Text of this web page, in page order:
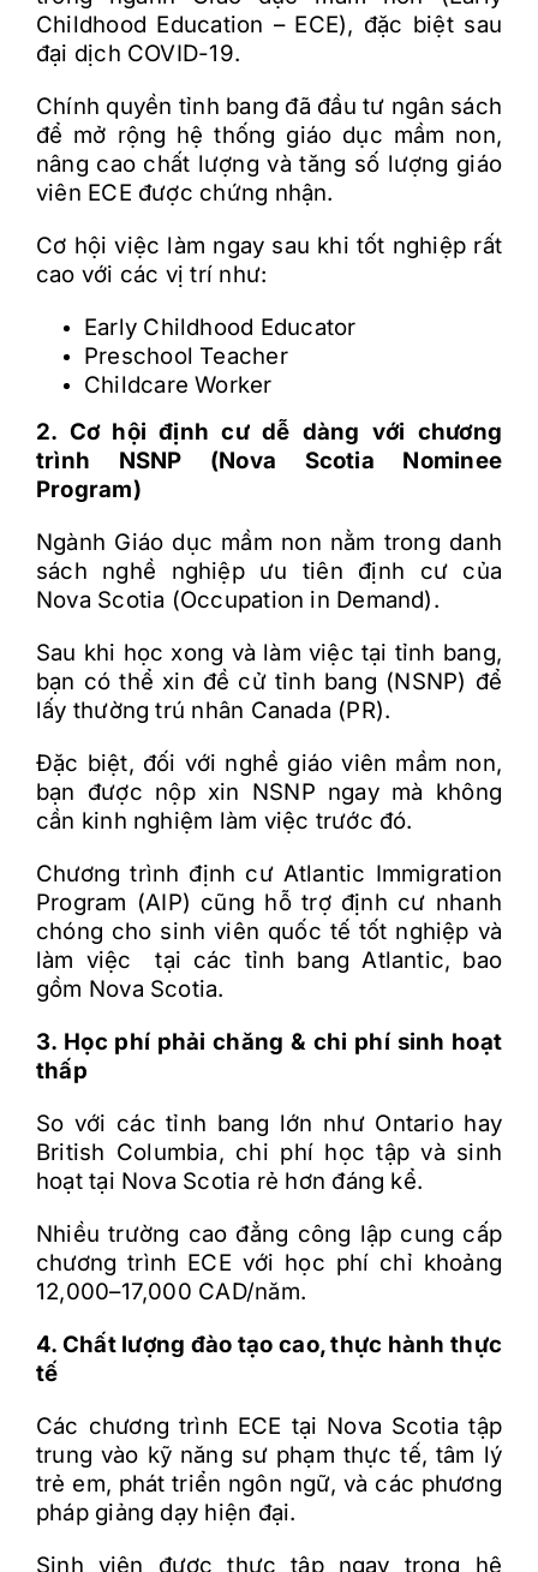
Childhood Education – ECE), đặc biệt sau
đại dịch COVID-19.
Chính quyền tỉnh bang đã đầu tư ngân sách
để mở rộng hệ thống giáo dục mầm non,
nâng cao chất lượng và tăng số lượng giáo
viên ECE được chứng nhận.
Cơ hội việc làm ngay sau khi tốt nghiệp rất
cao với các vị trí như:
Early Childhood Educator
Preschool Teacher
Childcare Worker
2. Cơ hội định cư dễ dàng với chương
trình NSNP (Nova Scotia Nominee
Program)
Ngành Giáo dục mầm non nằm trong danh
sách nghề nghiệp ưu tiên định cư của
Nova Scotia (Occupation in Demand).
Sau khi học xong và làm việc tại tỉnh bang,
bạn có thể xin đề cử tỉnh bang (NSNP) để
lấy thường trú nhân Canada (PR).
Đặc biệt, đối với nghề giáo viên mầm non,
bạn được nộp xin NSNP ngay mà không
cần kinh nghiệm làm việc trước đó.
Chương trình định cư Atlantic Immigration
Program (AIP) cũng hỗ trợ định cư nhanh
chóng cho sinh viên quốc tế tốt nghiệp và
làm việc tại các tỉnh bang Atlantic, bao
gồm Nova Scotia.
3. Học phí phải chăng & chi phí sinh hoạt
thấp
So với các tỉnh bang lớn như Ontario hay
British Columbia, chi phí học tập và sinh
hoạt tại Nova Scotia rẻ hơn đáng kể.
Nhiều trường cao đẳng công lập cung cấp
chương trình ECE với học phí chỉ khoảng
12,000–17,000 CAD/năm.
4. Chất lượng đào tạo cao, thực hành thực
tế
Các chương trình ECE tại Nova Scotia tập
trung vào kỹ năng sư phạm thực tế, tâm lý
trẻ em, phát triển ngôn ngữ, và các phương
pháp giảng dạy hiện đại.
Sinh viên được thực tập ngay trong hệ